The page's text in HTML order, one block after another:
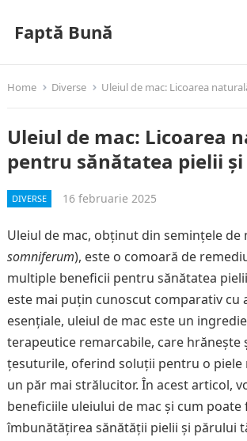
Faptă Bună
Home Diverse Uleiul de mac: Licoarea naturală
Uleiul de mac: Licoarea
pentru sănătatea pielii
DIVERSE 16 februarie 2025
Uleiul de mac, obținut din semințele de
somniferum), este o comoară de
multiple beneficii pentru sănătatea
este mai puțin cunoscut comparativ cu
esențiale, uleiul de mac este un
terapeutice remarcabile, care hrănește
țesuturile, oferind soluții pentru o piele
un păr mai strălucitor. În acest articol,
beneficiile uleiului de mac și cum
îmbunătățirea sănătății pielii și părului